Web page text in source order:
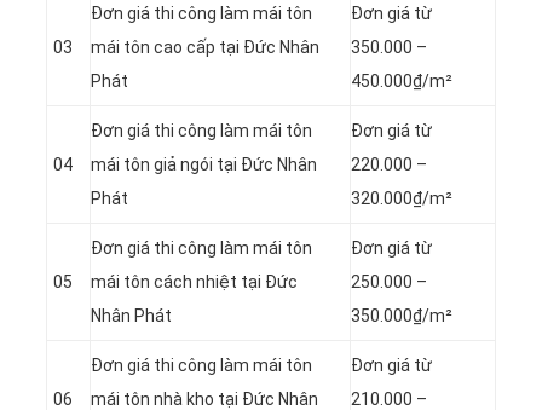
03
Đơn giá thi công làm mái tôn
mái tôn cao cấp tại Đức Nhân
Phát
Đơn giá từ
350.000 –
450.000₫/m²
04
Đơn giá thi công làm mái tôn
mái tôn giả ngói tại Đức Nhân
Phát
Đơn giá từ
220.000 –
320.000₫/m²
05
Đơn giá thi công làm mái tôn
mái tôn cách nhiệt tại Đức
Nhân Phát
Đơn giá từ
250.000 –
350.000₫/m²
06
Đơn giá thi công làm mái tôn
mái tôn nhà kho tại Đức Nhân
Đơn giá từ
210.000 –